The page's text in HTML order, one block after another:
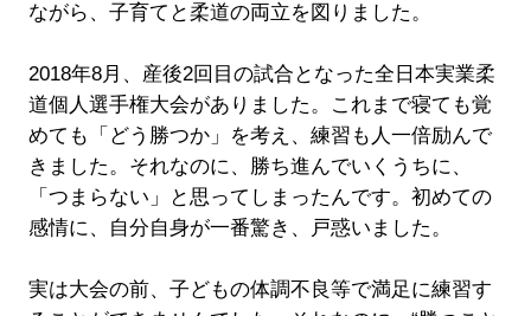
ながら、子育てと柔道の両立を図りました。
2018年8月、産後2回目の試合となった全日本実業柔
道個人選手権大会がありました。これまで寝ても覚
めても「どう勝つか」を考え、練習も人一倍励んで
きました。それなのに、勝ち進んでいくうちに、
「つまらない」と思ってしまったんです。初めての
感情に、自分自身が一番驚き、戸惑いました。
実は大会の前、子どもの体調不良等で満足に練習す